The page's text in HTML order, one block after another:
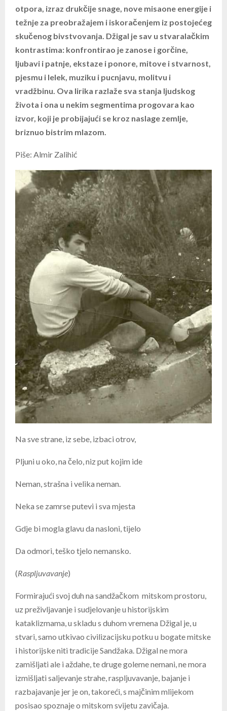
otpora, izraz drukčije snage, nove misaone energije i
težnje za preobražajem i iskoračenjem iz postojećeg
skučenog bivstvovanja. Džigal je sav u stvaralačkim
kontrastima: konfrontirao je zanose i gorčine,
ljubavi i patnje, ekstaze i ponore, mitove i stvarnost,
pjesmu i lelek, muziku i pucnjavu, molitvu i
vradžbinu. Ova lirika razlaže sva stanja ljudskog
života i ona u nekim segmentima progovara kao
izvor, koji je probijajući se kroz naslage zemlje,
briznuo bistrim mlazom.
Piše: Almir Zalihić
Na sve strane, iz sebe, izbaci otrov,
Pljuni u oko, na čelo, niz put kojim ide
Neman, strašna i velika neman.
Neka se zamrse putevi i sva mjesta
Gdje bi mogla glavu da nasloni, tijelo
Da odmori, teško tjelo nemansko.
(Raspljuvavanje)
Formirajući svoj duh na sandžačkom mitskom prostoru,
uz preživljavanje i sudjelovanje u historijskim
kataklizmama, u skladu s duhom vremena Džigal je, u
stvari, samo utkivao civilizacijsku potku u bogate mitske
i historijske niti tradicije Sandžaka. Džigal ne mora
zamišljati ale i aždahe, te druge goleme nemani, ne mora
izmišljati saljevanje strahe, raspljuvavanje, bajanje i
razbajavanje jer je on, takoreći, s majčinim mlijekom
posisao spoznaje o mitskom svijetu zavičaja.